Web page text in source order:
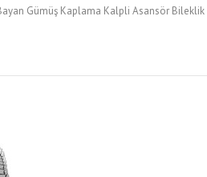
Gümüş Kaplama Kalpli Asansör Bileklik